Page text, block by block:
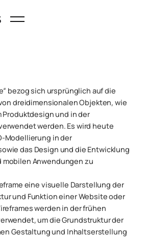
bezog sich ursprünglich auf die
dreidimensionalen Objekten, wie
und in der
werden. Es wird heute
Modellierung in der
das Design und die Entwicklung
mobilen Anwendungen zu
eine visuelle Darstellung der
und Funktion einer Website oder
werden in der frühen
um die Grundstruktur der
Gestaltung und Inhaltserstellung